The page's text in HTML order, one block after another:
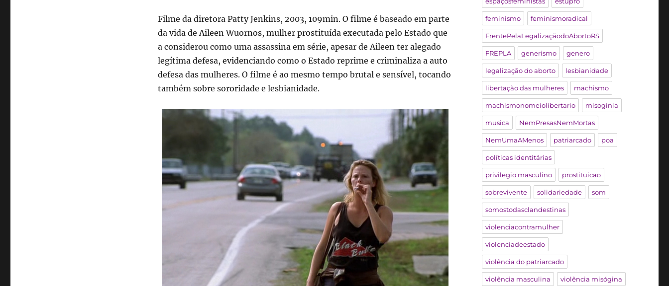
Filme da diretora Patty Jenkins, 2003, 109min. O filme é baseado em parte
da vida de Aileen Wuornos, mulher prostituída executada pelo Estado que
a considerou como uma assassina em série, apesar de Aileen ter alegado
legítima defesa, evidenciando como o Estado reprime e criminaliza a auto
defesa das mulheres. O filme é ao mesmo tempo brutal e sensível, tocando
também sobre sororidade e lesbianidade.
feminismo feminismoradical
FrentePelaLegalizaçãodoAbortoRS
FREPLA generismo genero
legalização do aborto lesbianidade
libertação das mulheres machismo
machismonomeiolibertario misoginia
musica NemPresasNemMortas
NemUmaAMenos patriarcado poa
políticas identitárias
privilegio masculino prostituicao
sobrevivente solidariedade som
somostodasclandestinas
violenciacontramulher
violenciadeestado
violência do patriarcado
violência masculina violência misógina